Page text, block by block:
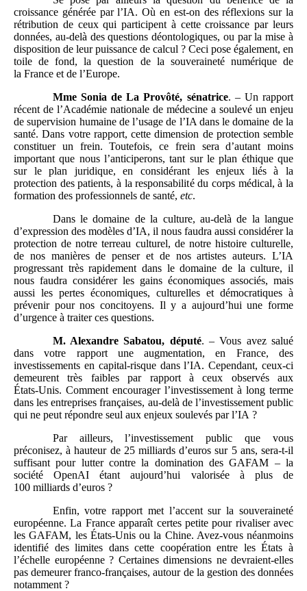
croissance générée par l’IA. Où en est‑on des réflexions sur la
rétribution de ceux qui participent à cette croissance par leurs
données, au‑delà des questions déontologiques, ou par la mise à
disposition de leur puissance de calcul ? Ceci pose également, en
toile de fond, la question de la souveraineté numérique de
la France et de l’Europe.
Mme Sonia de La Provôté, sénatrice. – Un rapport
récent de l’Académie nationale de médecine a soulevé un enjeu
de supervision humaine de l’usage de l’IA dans le domaine de la
santé. Dans votre rapport, cette dimension de protection semble
constituer un frein. Toutefois, ce frein sera d’autant moins
important que nous l’anticiperons, tant sur le plan éthique que
sur le plan juridique, en considérant les enjeux liés à la
protection des patients, à la responsabilité du corps médical, à la
formation des professionnels de santé, etc.
Dans le domaine de la culture, au‑delà de la langue
d’expression des modèles d’IA, il nous faudra aussi considérer la
protection de notre terreau culturel, de notre histoire culturelle,
de nos manières de penser et de nos artistes auteurs. L’IA
progressant très rapidement dans le domaine de la culture, il
nous faudra considérer les gains économiques associés, mais
aussi les pertes économiques, culturelles et démocratiques à
prévenir pour nos concitoyens. Il y a aujourd’hui une forme
d’urgence à traiter ces questions.
M. Alexandre Sabatou, député. – Vous avez salué
dans votre rapport une augmentation, en France, des
investissements en capital-risque dans l’IA. Cependant, ceux‑ci
demeurent très faibles par rapport à ceux observés aux
États‑Unis. Comment encourager l’investissement à long terme
dans les entreprises françaises, au‑delà de l’investissement public
qui ne peut répondre seul aux enjeux soulevés par l’IA ?
Par ailleurs, l’investissement public que vous
préconisez, à hauteur de 25 milliards d’euros sur 5 ans, sera‑t‑il
suffisant pour lutter contre la domination des GAFAM – la
société OpenAI étant aujourd’hui valorisée à plus de
100 milliards d’euros ?
Enfin, votre rapport met l’accent sur la souveraineté
européenne. La France apparaît certes petite pour rivaliser avec
les GAFAM, les États‑Unis ou la Chine. Avez‑vous néanmoins
identifié des limites dans cette coopération entre les États à
l’échelle européenne ? Certaines dimensions ne devraient‑elles
pas demeurer franco-françaises, autour de la gestion des données
notamment ?